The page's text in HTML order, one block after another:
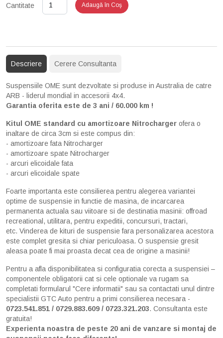
Cantitate Adaugă în Coş
Descriere Cerere Consultanta
Suspensiile OME sunt dezvoltate si produse in Australia de catre
ARB - liderul mondial in accesorii 4x4.
Garantia oferita este de 3 ani / 60.000 km !
Kitul OME standard cu amortizoare Nitrocharger ofera o
inaltare de circa 3cm si este compus din:
- amortizoare fata Nitrocharger
- amortizoare spate Nitrocharger
- arcuri elicoidale fata
- arcuri elicoidale spate
Foarte importanta este consilierea pentru alegerea variantei
optime de suspensie in functie de masina, de incarcarea
permanenta actuala sau viitoare si de destinatia masinii: offroad
recreational, utilitara, pentru expeditii, concursuri, tractari,
etc. Vinderea de kituri de suspensie fara personalizarea acestora
este complet gresita si chiar periculoasa. O suspensie gresit
aleasa poate fi mai proasta decat cea de origine a masinii!
Pentru a afla disponibilitatea si configuratia corecta a suspensiei –
componentele obligatorii cat si cele optionale va rugam sa
completati formularul "Cere informatii" sau sa contactati unul dintre
specialistii GTC Auto pentru a primi consilierea necesara -
0723.541.851 / 0729.883.609 / 0723.321.203. Consultanta este
gratuita!
Experienta noastra de peste 20 ani de vanzare si montaj de